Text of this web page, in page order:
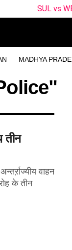
MADHYA
SUL vs WEF
तीन
वाहन
के तीन